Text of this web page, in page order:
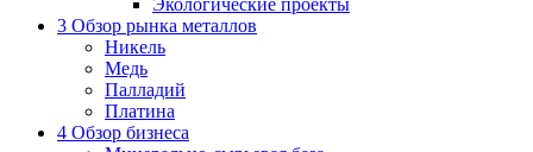
Экологические проекты
3 Обзор рынка металлов
Никель
Медь
Палладий
Платина
4 Обзор бизнеса